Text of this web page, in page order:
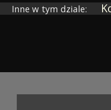
Inne w tym dziale: